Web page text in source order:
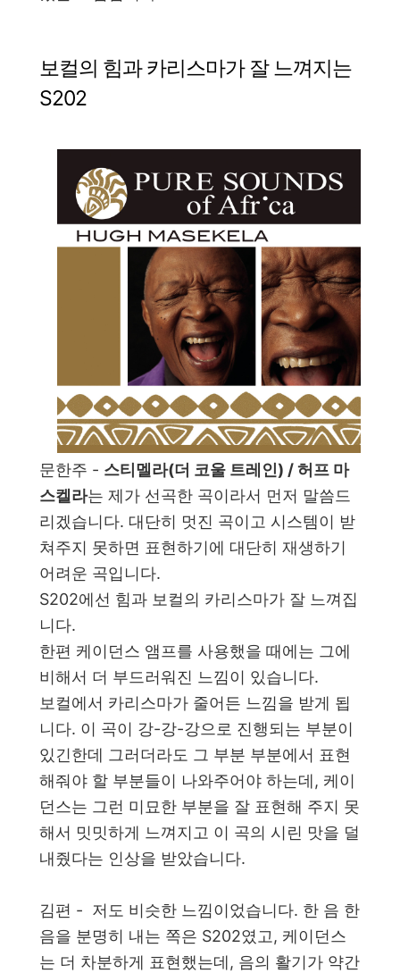
보컬의 힘과 카리스마가 잘 느껴지는
S202
문한주 - 스티멜라(더 코울 트레인) / 허프 마
스켈라는 제가 선곡한 곡이라서 먼저 말씀드
리겠습니다. 대단히 멋진 곡이고 시스템이 받
쳐주지 못하면 표현하기에 대단히 재생하기
어려운 곡입니다.
S202에선 힘과 보컬의 카리스마가 잘 느껴집
니다.
한편 케이던스 앰프를 사용했을 때에는 그에
비해서 더 부드러워진 느낌이 있습니다.
보컬에서 카리스마가 줄어든 느낌을 받게 됩
니다. 이 곡이 강-강-강으로 진행되는 부분이
있긴한데 그러더라도 그 부분 부분에서 표현
해줘야 할 부분들이 나와주어야 하는데, 케이
던스는 그런 미묘한 부분을 잘 표현해 주지 못
해서 밋밋하게 느껴지고 이 곡의 시린 맛을 덜
내줬다는 인상을 받았습니다.
김편 - 저도 비슷한 느낌이었습니다. 한 음 한
음을 분명히 내는 쪽은 S202였고, 케이던스
는 더 차분하게 표현했는데, 음의 활기가 약간